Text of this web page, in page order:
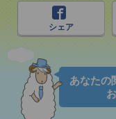
シェア
あなたの